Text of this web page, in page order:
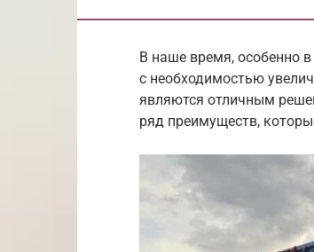
В наше время, особенно
с необходимостью
являются отличным
ряд преимуществ,